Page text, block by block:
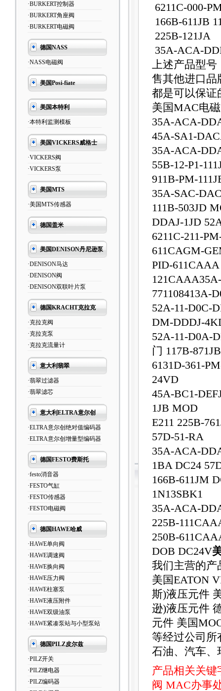
·BURKERT控制器
·BURKERT角座阀
·BURKERT电磁阀
德国NASS
·NASS电磁阀
美国Posi-fiate
美国本特利
·本特利监测模板
美国VICKERS威格士
·VICKERS阀
·VICKERS泵
美国MTS
·美国MTS传感器
德国盖米
美国DENISON丹尼逊泵
·DENISON马达
·DENISON阀
·DENISON双联叶片泵
德国KRACHT克拉克
·克拉克阀
·克拉克泵
·克拉克流量计
意大利翡翠
·翡翠过滤器
·翡翠滤芯
意大利ELTRA意尔创
·ELTRA意尔创绝对值编码器
·ELTRA意尔创增量型编码器
德国FESTO费斯托
·festo消音器
·FESTO气缸
·FESTO传感器
·FESTO电磁阀
德国HAWE哈威
·HAWE单向阀
·HAWE调速阀
·HAWE换向阀
·HAWE压力阀
·HAWE柱塞泵
·HAWE液压附件
·HAWE双级油泵
·HAWE紧凑泵站与小型泵站
德国PILZ皮尔兹
·PILZ开关
·PILZ继电器
·PILZ编码器
6211C-000-
166B-611JB
225B-121JA
35A-ACA-
上述产品型号
售其他进口品
都是可以保证
美国MAC电
35A-ACA-
45A-SA1-
35A-ACA-
55B-12-P1-
911B-PM-
35A-SAC-
111B-503JD
DDAJ-1JD
6211C-211-
611CAGM-
PID-
771108413A-
52A-11-D0C-
DM-DDDJ-
52A-11-D0A-
门 117B-871JB
6131D-361-
24VD
45A-BC1-
1JB MOD
E211 225B-
57D-51-RA
35A-ACA-
1BA DC24
166B-611JM
1N13SBK1
35A-ACA-
225B-
250B-
DOB DC24V
我们主营的产
美国EATON
斯)液压元件
逊)液压元件
元件 美国
等经过公司所
石油、汽车、
产品相关关
阀 MAC办事